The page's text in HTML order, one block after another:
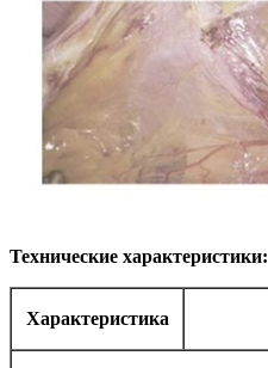
Технические характеристики:
Характеристика